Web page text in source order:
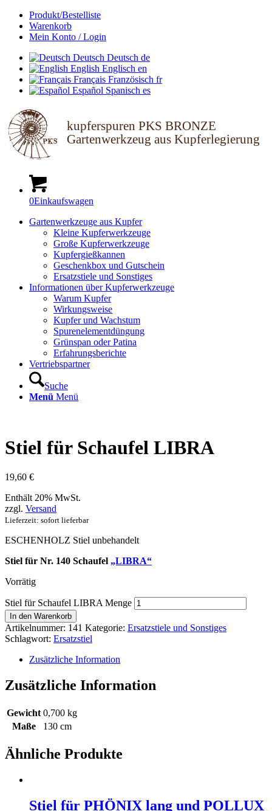
Produkt/Bestelliste
Warenkorb
Mein Konto / Login
Deutsch Deutsch de
English Englisch en
Français Französisch fr
Español Spanisch es
kupferspuren PKS BRONZE
Gartenwerkzeug aus Kupferlegierung
0Einkaufswagen
Gartenwerkzeuge aus Kupfer
Kleine Kupferwerkzeuge
Große Kupferwerkzeuge
Kupfergießkannen
Geschenkbox und Gutschein
Ersatzstiele und Sonstiges
Informationen über Kupferwerkzeuge
Warum Kupfer
Wirkungsweise
Kupfer und Wachstum
Spurenelementdüngung
Grünspan oder Patina
Erfahrungsberichte
Vertriebspartner
Suche
Menü Menü
Stiel für Schaufel LIBRA
19,60 €
Enthält 20% MwSt.
zzgl. Versand
Lieferzeit: sofort lieferbar
ESCHENHOLZ Stiel unbehandelt
Stiel für Nr. 140 Schaufel „LIBRA“
Vorrätig
Stiel für Schaufel LIBRA Menge
In den Warenkorb
Artikelnummer: 141 Kategorie: Ersatzstiele und Sonstiges
Schlagwort: Ersatzstiel
Zusätzliche Information
Zusätzliche Information
Gewicht 0,700 kg
Maße
130 cm
Ähnliche Produkte
Stiel für PHÖNIX lang und POLLUX